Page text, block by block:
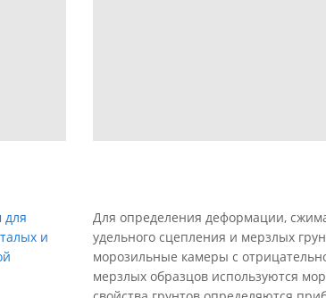
и
Для определения деформации,
удельного сцепления и мерзлых
морозильные камеры с
мерзлых образцов используются